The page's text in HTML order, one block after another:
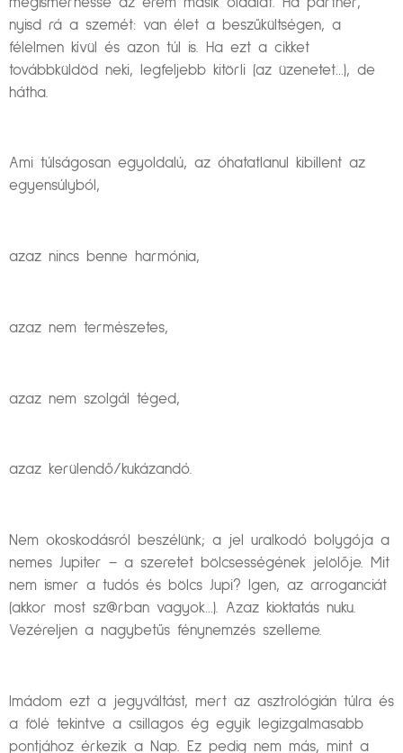
nyisd rá a szemét: van élet a beszűkültségen, a
félelmen kívül és azon túl is. Ha ezt a cikket
továbbküldöd neki, legfeljebb kitörli (az üzenetet…), de
hátha.
Ami túlságosan egyoldalú, az óhatatlanul kibillent az
egyensúlyból,
azaz nincs benne harmónia,
azaz nem természetes,
azaz nem szolgál téged,
azaz kerülendő/kukázandó.
Nem okoskodásról beszélünk; a jel uralkodó bolygója a
nemes Jupiter – a szeretet bölcsességének jelölője. Mit
nem ismer a tudós és bölcs Jupi? Igen, az arroganciát
(akkor most sz@rban vagyok…). Azaz kioktatás nuku.
Vezéreljen a nagybetűs fénynemzés szelleme.
Imádom ezt a jegyváltást, mert az asztrológián túlra és
a fölé tekintve a csillagos ég egyik legizgalmasabb
pontjához érkezik a Nap. Ez pedig nem más, mint a